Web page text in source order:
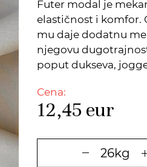
Futer modal je
elastičnost i komfor.
mu daje dodatnu
njegovu
poput dukseva,
Cena:
12,45 eur